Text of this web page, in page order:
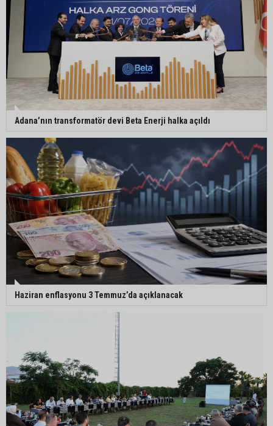
Ceyhan’da yağlık ayçiçeği hasadı başladı
Adana’nın transformatör devi Beta Enerji halka açıldı
Haziran enflasyonu 3 Temmuz’da açıklanacak